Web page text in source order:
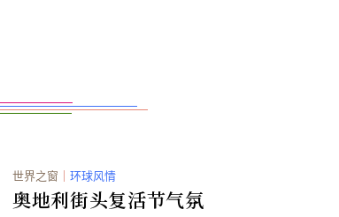
世界之窗 ｜ 环球风情
奥地利街头复活节气氛